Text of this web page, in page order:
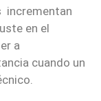
incrementan
en el
a
cuando un